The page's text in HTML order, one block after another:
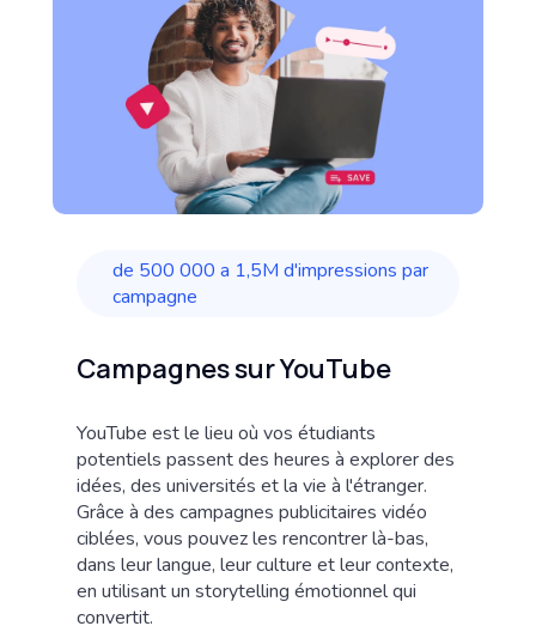
de 500 000 a 1,5M d'impressions par
campagne
Campagnes sur YouTube
YouTube est le lieu où vos étudiants
potentiels passent des heures à explorer des
idées, des universités et la vie à l'étranger.
Grâce à des campagnes publicitaires vidéo
ciblées, vous pouvez les rencontrer là-bas,
dans leur langue, leur culture et leur contexte,
en utilisant un storytelling émotionnel qui
convertit.